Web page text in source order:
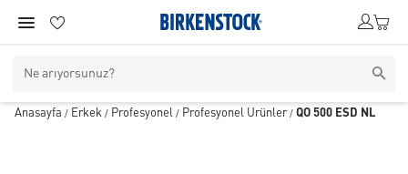
Anasayfa / Erkek / Profesyonel / Profesyonel Ürünler / QO 500 ESD NL